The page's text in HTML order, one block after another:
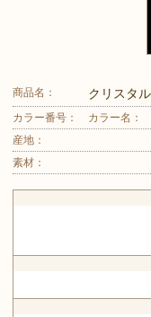
商品名： クリスタ
カラー番号：
カラー名：
産地：
素材：